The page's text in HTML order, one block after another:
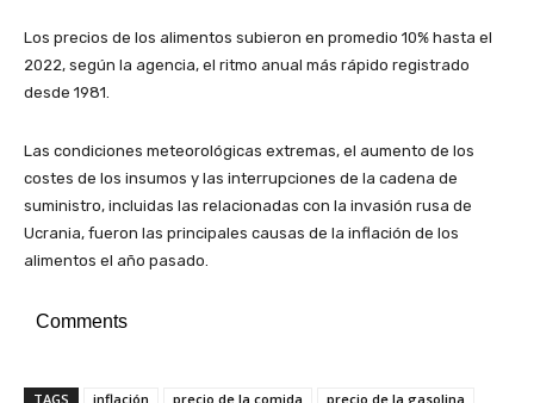
Los precios de los alimentos subieron en promedio 10% hasta el
2022, según la agencia, el ritmo anual más rápido registrado
desde 1981.
Las condiciones meteorológicas extremas, el aumento de los
costes de los insumos y las interrupciones de la cadena de
suministro, incluidas las relacionadas con la invasión rusa de
Ucrania, fueron las principales causas de la inflación de los
alimentos el año pasado.
Comments
TAGS inflación precio de la comida precio de la gasolina